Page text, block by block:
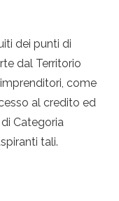
dei punti di
dal Territorio
come
al credito ed
Categoria
tali.